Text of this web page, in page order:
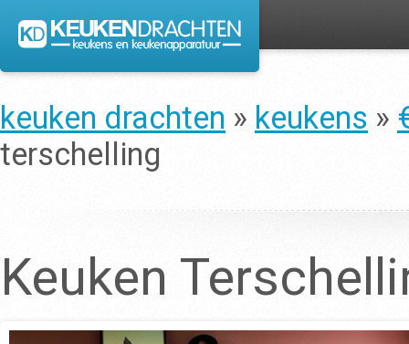
keuken drachten » keukens »
terschelling
Keuken